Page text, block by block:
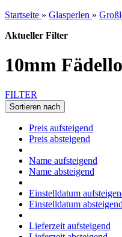
Startseite » Glasperlen »
Aktueller Filter
10mm
FILTER
Sortieren nach
Preis aufsteigend
Preis absteigend
Name aufsteigend
Name absteigend
Einstelldatum
Einstelldatum absteigend
Lieferzeit aufsteigend